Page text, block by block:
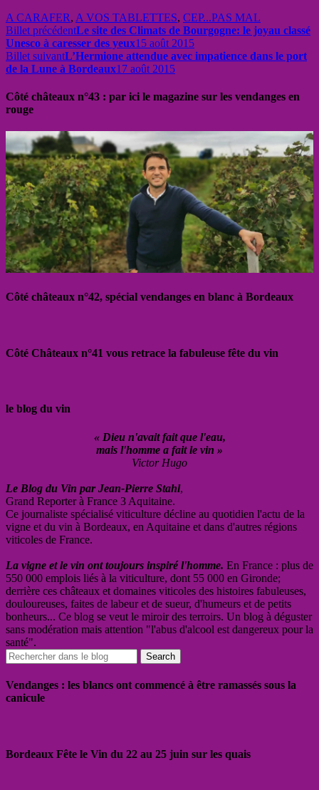
A CARAFER, A VOS TABLETTES, CEP...PAS MAL
Billet précédentLe site des Climats de Bourgogne: le joyau classé
Unesco à caresser des yeux15 août 2015
Billet suivantL’Hermione attendue avec impatience dans le port
de la Lune à Bordeaux17 août 2015
Côté châteaux n°43 : par ici le magazine sur les vendanges en
rouge
Côté châteaux n°42, spécial vendanges en blanc à Bordeaux
Côté Châteaux n°41 vous retrace la fabuleuse fête du vin
le blog du vin
« Dieu n'avait fait que l'eau,
mais l'homme a fait le vin »
Victor Hugo
Le Blog du Vin par Jean-Pierre Stahl,
Grand Reporter à France 3 Aquitaine.
Ce journaliste spécialisé viticulture décline au quotidien l'actu de la
vigne et du vin à Bordeaux, en Aquitaine et dans d'autres régions
viticoles de France.
La vigne et le vin ont toujours inspiré l'homme. En France : plus de
550 000 emplois liés à la viticulture, dont 55 000 en Gironde;
derrière ces châteaux et domaines viticoles des histoires fabuleuses,
douloureuses, faites de labeur et de sueur, d'humeurs et de petits
bonheurs... Ce blog se veut le miroir des terroirs. Un blog à déguster
sans modération mais attention "l'abus d'alcool est dangereux pour la
santé".
Vendanges : les blancs ont commencé à être ramassés sous la
canicule
Bordeaux Fête le Vin du 22 au 25 juin sur les quais